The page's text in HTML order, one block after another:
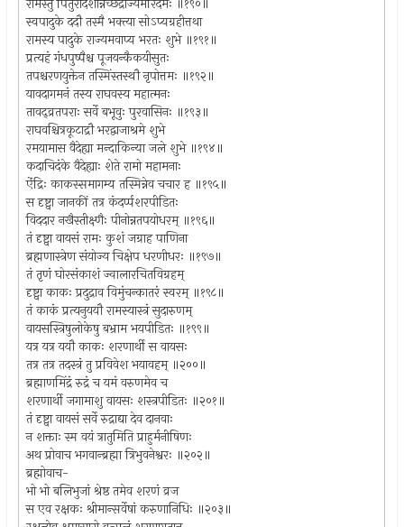
स्वपादुके ददौ तस्मै भक्त्या सोऽप्यग्रहीत्तथा
रामस्य पादुके राज्यमवाप्य भरतः शुभे ॥१९१॥
प्रत्यहं गंधपुष्पैश्च पूजयन्कैकयीसुतः
तपश्चरणयुक्तेन तस्मिंस्तस्थौ नृपोत्तमः ॥१९२॥
यावदागमनं तस्य राघवस्य महात्मनः
तावद्व्रतपराः सर्वे बभूवुः पुरवासिनः ॥१९३॥
राघवश्चित्रकूटाद्रौ भरद्वाजाश्रमे शुभे
रमयामास वैदेह्या मन्दाकिन्या जले शुभे ॥१९४॥
कदाचिदंके वैदेह्याः शेते रामो महामनाः
ऐंद्रिः काकस्समागम्य तस्मिन्नेव चचार ह ॥१९५॥
स दृष्ट्वा जानकीं तत्र कंदर्प्पशरपीडितः
विददार नखैस्तीक्ष्णैः पीनोन्नतपयोधरम् ॥१९६॥
तं दृष्ट्वा वायसं रामः कुशं जग्राह पाणिना
ब्रह्मणास्त्रेण संयोज्य चिक्षेप धरणीधरः ॥१९७॥
तं तृणं घोरसंकाशं ज्वालारचितविग्रहम्
दृष्ट्वा काकः प्रदुद्राव विमुंचन्कातरं स्वरम् ॥१९८॥
तं काकं प्रत्यनुययौ रामस्यास्त्रं सुदारुणम्
वायसस्त्रिषुलोकेषु बभ्राम भयपीडितः ॥१९९॥
यत्र यत्र ययौ काकः शरणार्थी स वायसः
तत्र तत्र तदस्त्रं तु प्रविवेश भयावहम् ॥२००॥
ब्रह्माणमिंद्रं रुद्रं च यमं वरुणमेव च
शरणार्थी जगामाशु वायसः शस्त्रपीडितः ॥२०१॥
तं दृष्ट्वा वायसं सर्वे रुद्राद्या देव दानवाः
न शक्ताः स्म वयं त्रातुमिति प्राहुर्मनीषिणः
अथ प्रोवाच भगवान्ब्रह्मा त्रिभुवनेश्वरः ॥२०२॥
ब्रह्मोवाच-
भो भो बलिभुजां श्रेष्ठ तमेव शरणं व्रज
स एव रक्षकः श्रीमान्सर्वेषां करुणानिधिः ॥२०३॥